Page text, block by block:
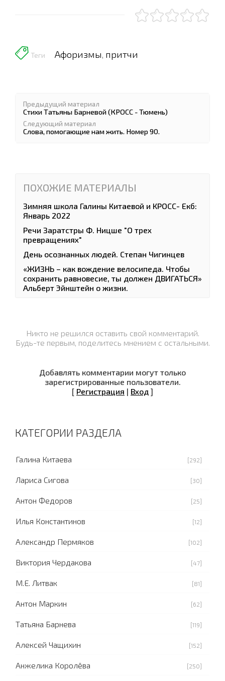
Теги Афоризмы притчи
Предыдущий материал
Стихи Татьяны Барневой (КРОСС - Тюмень)
Следующий материал
Слова, помогающие нам жить. Номер 90.
ПОХОЖИЕ МАТЕРИАЛЫ
Зимняя школа Галины Китаевой и КРОСС- Екб:
Январь 2022
Речи Заратстры Ф. Ницше "О трех
превращениях"
День осознанных людей. Степан Чигинцев
«ЖИЗНЬ – как вождение велосипеда. Чтобы
сохранить равновесие, ты должен ДВИГАТЬСЯ»
Альберт Эйнштейн о жизни.
Никто не решился оставить свой комментарий.
Будь-те первым, поделитесь мнением с остальными.
Добавлять комментарии могут только
зарегистрированные пользователи.
[ Регистрация | Вход ]
КАТЕГОРИИ РАЗДЕЛА
Галина Китаева [292]
Лариса Сигова [30]
Антон Федоров [25]
Илья Константинов [12]
Александр Пермяков [102]
Виктория Чердакова [47]
М.Е. Литвак [81]
Антон Маркин [62]
Татьяна Барнева [119]
Алексей Чащихин [152]
Анжелика Королёва [250]